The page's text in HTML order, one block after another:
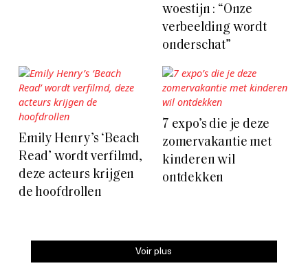
woestijn : “Onze
verbeelding wordt
onderschat”
Emily Henry’s ‘Beach
Read’ wordt verfilmd,
deze acteurs krijgen
de hoofdrollen
7 expo’s die je deze
zomervakantie met
kinderen wil
ontdekken
Voir plus